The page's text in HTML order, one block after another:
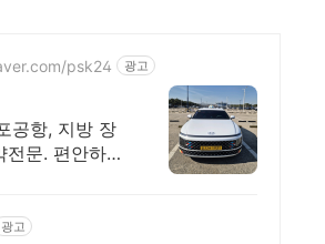
psk24 광고
공항, 지방 장
문. 편안하고
광고